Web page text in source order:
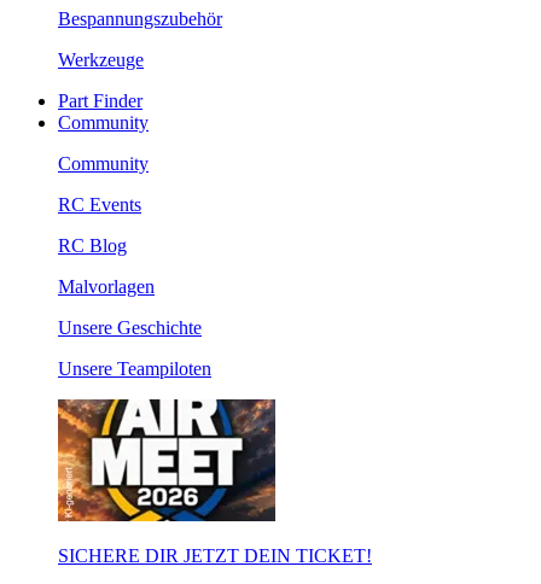
Bespannungszubehör
Werkzeuge
Part Finder
Community
Community
RC Events
RC Blog
Malvorlagen
Unsere Geschichte
Unsere Teampiloten
SICHERE DIR JETZT DEIN TICKET!